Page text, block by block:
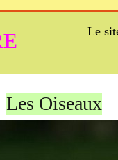
Le
Les Oiseaux